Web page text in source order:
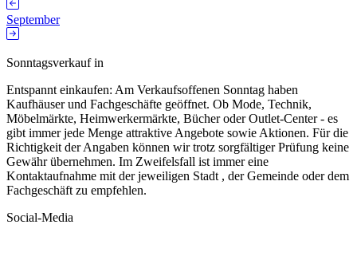
September
Sonntagsverkauf in
Entspannt einkaufen: Am Verkaufsoffenen Sonntag haben
Kaufhäuser und Fachgeschäfte geöffnet. Ob Mode, Technik,
Möbelmärkte, Heimwerkermärkte, Bücher oder Outlet-Center - es
gibt immer jede Menge attraktive Angebote sowie Aktionen. Für die
Richtigkeit der Angaben können wir trotz sorgfältiger Prüfung keine
Gewähr übernehmen. Im Zweifelsfall ist immer eine
Kontaktaufnahme mit der jeweiligen Stadt , der Gemeinde oder dem
Fachgeschäft zu empfehlen.
Social-Media